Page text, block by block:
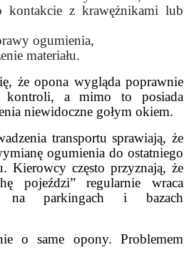
kontakcie z krawężnikami lub
ogumienia,
materiału.
że opona wygląda poprawnie
kontroli, a mimo to posiada
niewidoczne gołym okiem.
transportu sprawiają, że
ogumienia do ostatniego
Kierowcy często przyznają, że
pojeździ” regularnie wraca
na parkingach i bazach
o same opony. Problemem